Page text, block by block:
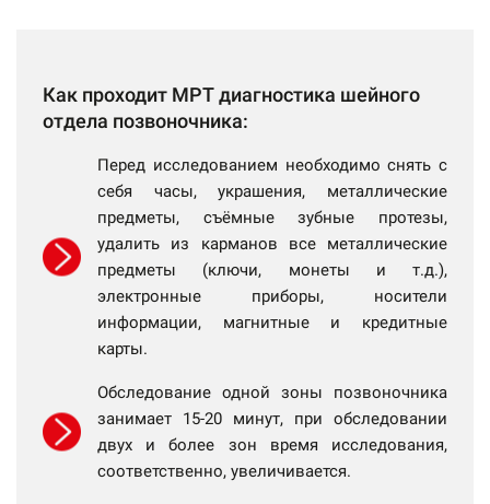
Как проходит МРТ диагностика шейного
отдела позвоночника:
Перед исследованием необходимо снять с
себя часы, украшения, металлические
предметы, съёмные зубные протезы,
удалить из карманов все металлические
предметы (ключи, монеты и т.д.),
электронные приборы, носители
информации, магнитные и кредитные
карты.
Обследование одной зоны позвоночника
занимает 15-20 минут, при обследовании
двух и более зон время исследования,
соответственно, увеличивается.